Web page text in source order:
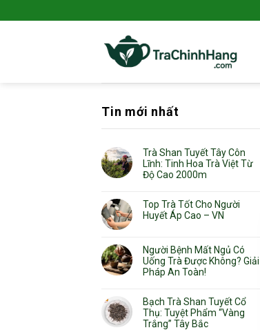
qua
Tin mới nhất
Trà Shan Tuyết Tây Côn
Lĩnh: Tinh Hoa Trà Việt Từ
Độ Cao 2000m
Top Trà Tốt Cho Người
Huyết Áp Cao – VN
Người Bệnh Mất Ngủ Có
Uống Trà Được Không? Giải
Pháp An Toàn!
Bạch Trà Shan Tuyết Cổ
Thụ: Tuyệt Phẩm “Vàng
Trắng” Tây Bắc